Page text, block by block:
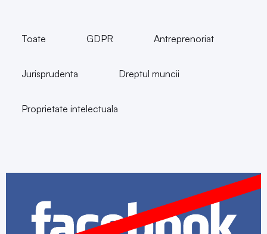
Toate GDPR Antreprenoriat
Jurisprudenta Dreptul muncii
Proprietate intelectuala